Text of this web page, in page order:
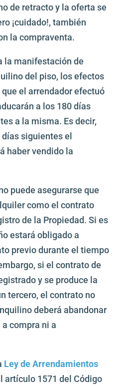
de retracto y la oferta se
¡cuidado!, también
la compraventa.
la manifestación de
del piso, los efectos
el arrendador efectuó
a los 180 días
a la misma. Es decir,
siguientes el
haber vendido la
puede asegurarse que
como el contrato
de la Propiedad. Si es
estará obligado a
previo durante el tiempo
si el contrato de
y se produce la
tercero, el contrato no
deberá abandonar
compra ni a
Ley de Arrendamientos
artículo 1571 del Código